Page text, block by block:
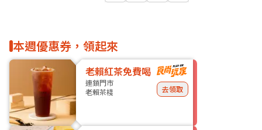
本週優惠券，領起來
老賴紅茶免費喝
連鎖門市
老賴茶棧
去領取